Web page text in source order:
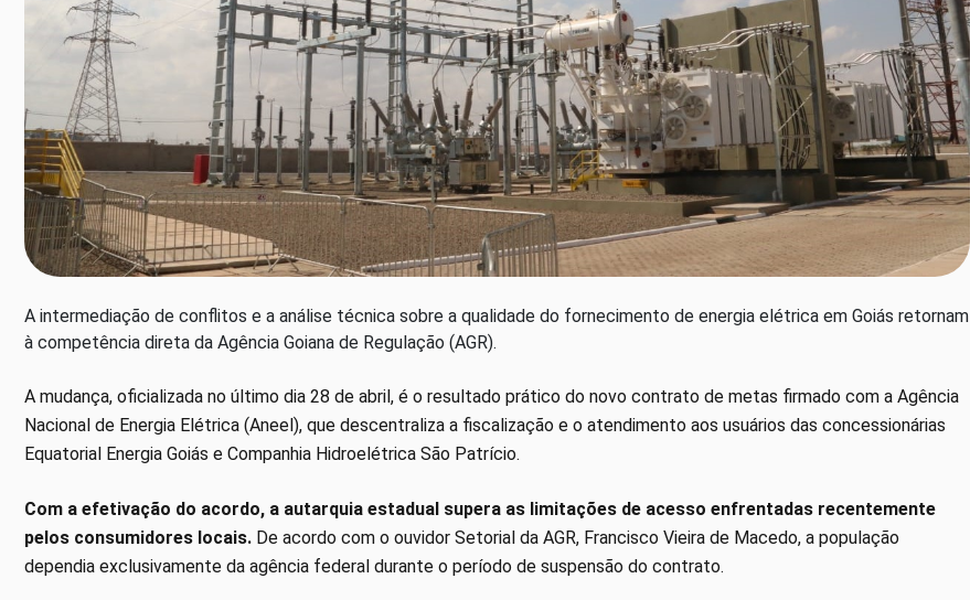
A intermediação de conflitos e a análise técnica sobre a qualidade do fornecimento de energia elétrica em Goiás retornam
à competência direta da Agência Goiana de Regulação (AGR).
A mudança, oficializada no último dia 28 de abril, é o resultado prático do novo contrato de metas firmado com a Agência
Nacional de Energia Elétrica (Aneel), que descentraliza a fiscalização e o atendimento aos usuários das concessionárias
Equatorial Energia Goiás e Companhia Hidroelétrica São Patrício.
Com a efetivação do acordo, a autarquia estadual supera as limitações de acesso enfrentadas recentemente
pelos consumidores locais. De acordo com o ouvidor Setorial da AGR, Francisco Vieira de Macedo, a população
dependia exclusivamente da agência federal durante o período de suspensão do contrato.